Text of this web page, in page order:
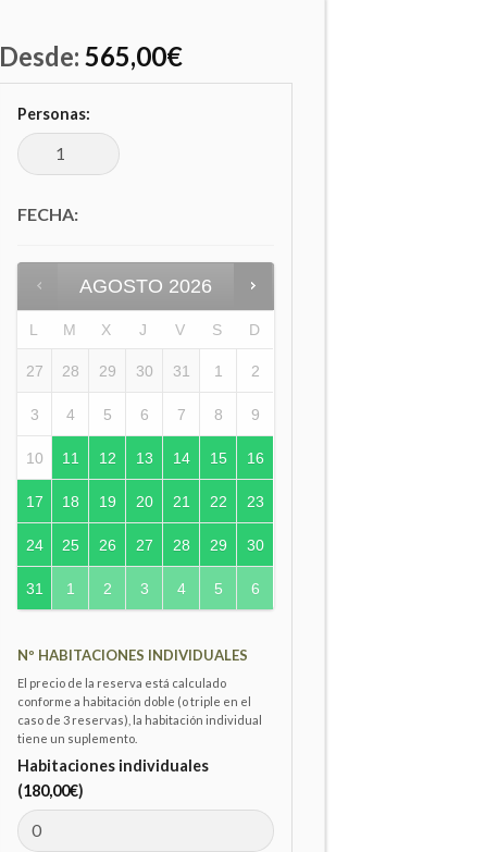
Desde: 565,00€
Personas:
FECHA:
AGOSTO 2026
L M X J V S D
27 28 29 30 31 1 2
3 4 5 6 7 8 9
10 11 12 13 14 15 16
17 18 19 20 21 22 23
24 25 26 27 28 29 30
31 1 2 3 4 5 6
Nº HABITACIONES INDIVIDUALES
El precio de la reserva está calculado
conforme a habitación doble (o triple en el
caso de 3 reservas), la habitación individual
tiene un suplemento.
Habitaciones individuales
(180,00€)